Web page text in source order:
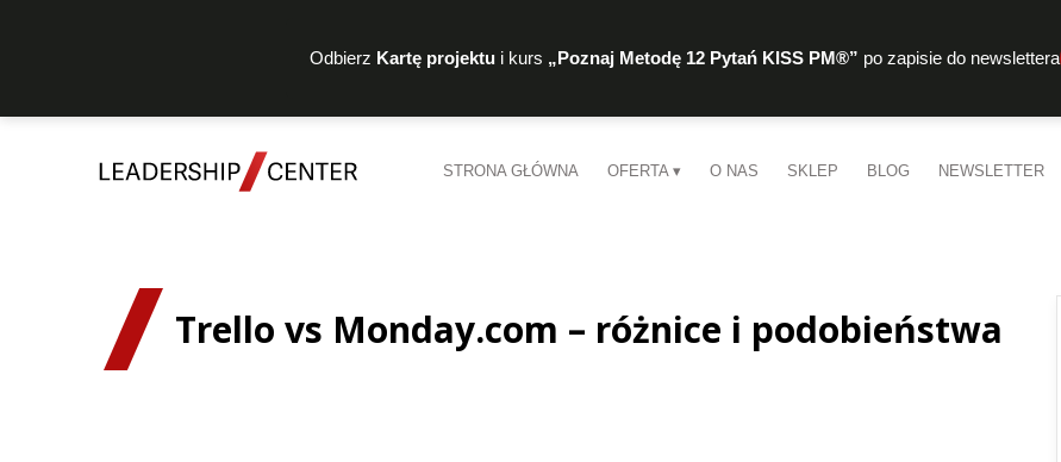
Odbierz Kartę projektui kurs „Poznaj Metodę 12 Pytań KISS PM®” po zapisie do newslettera
STRONA GŁÓWNA OFERTA O NAS SKLEP BLOG NEWSLETTER
Trello vs Monday.com – różnice i podobieństwa